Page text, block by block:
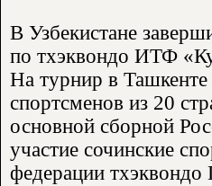
В Узбекистане
по тхэквондо ИТФ
На турнир в Ташкенте
спортсменов из 20
основной сборной
участие сочинские
федерации тхэквондо